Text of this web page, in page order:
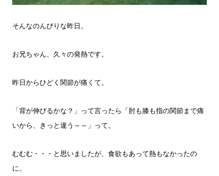
そんなのんびりな昨日。
お兄ちゃん、久々の発熱です。
昨日からひどく関節が痛くて。
「背が伸びるかな？」って言ったら「肘も膝も指の関節まで痛
いから、きっと違う～～」って。
むむむ・・・と思いましたが、食欲もあって熱もなかったの
に。